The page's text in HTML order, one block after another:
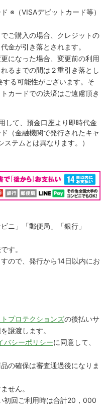
※（VISAデビットカード等）
ご購入の場合、クレジットの
金が引き落とされます。
になった場合、変更前の利用
るまでの間は２重引き落とし
る可能性がございます。そ
カードでの決済はご遠慮頂き
して、預金口座より即時代金
（金融機関で発行されたキャ
テムとは異なります。）
ニ」「郵便局」「銀行」
す。
ので、発行から14日以内にお
プロテクションズの後払いサ
譲渡します。
バシーポリシーに同意して、
の確保は審査通過後になりま
せん。
初回ご利用時は合計20，000